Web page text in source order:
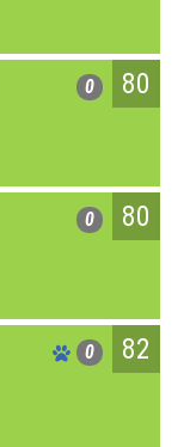
0 80
0 80
0 82